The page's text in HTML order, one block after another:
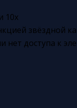
10x
звёздной
нет доступа к